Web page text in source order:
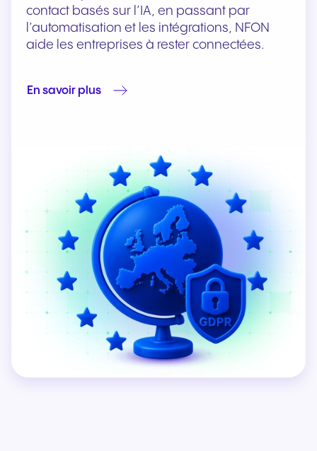
contact basés sur l’IA, en passant par
l’automatisation et les intégrations, NFON
aide les entreprises à rester connectées.
En savoir plus